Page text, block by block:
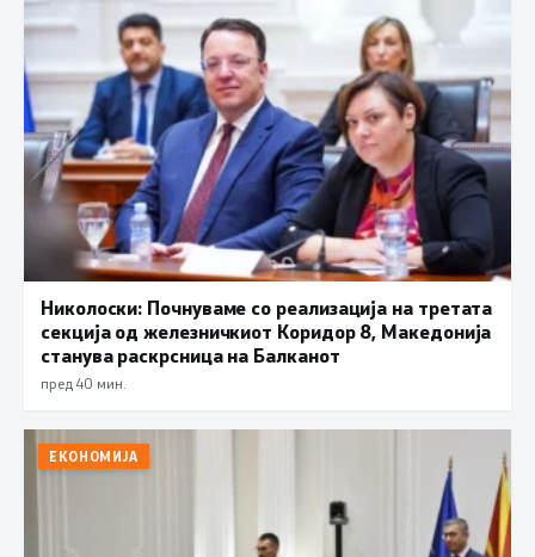
Николоски: Почнуваме со реализација на третата
секција од железничкиот Коридор 8, Македонија
станува раскрсница на Балканот
пред 40 мин.
ЕКОНОМИЈА